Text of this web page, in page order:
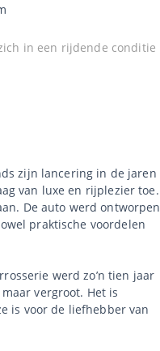
in een rijdende conditie
zijn lancering in de jaren
van luxe en rijplezier toe.
De auto werd ontworpen
praktische voordelen
werd zo’n tien jaar
vergroot. Het is
is voor de liefhebber van